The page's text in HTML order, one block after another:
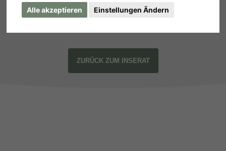
Alle akzeptieren Einstellungen Ändern
ZURÜCK ZUM INSERAT